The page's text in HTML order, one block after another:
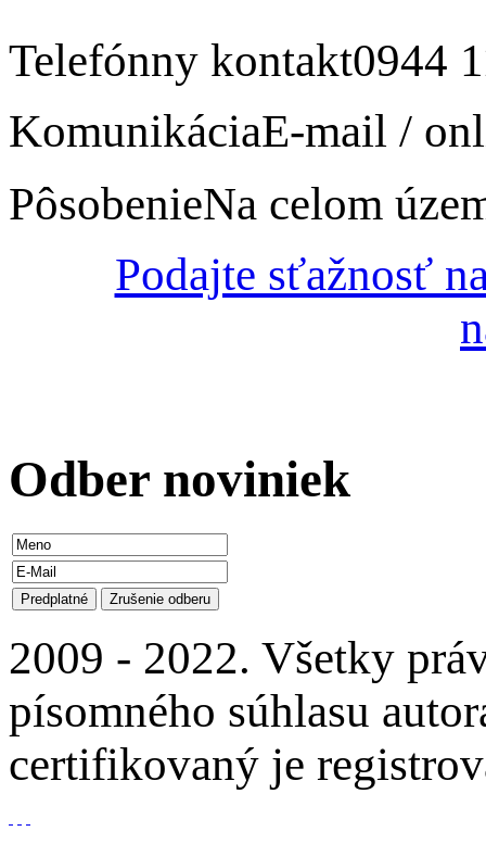
Telefónny kontakt0944
KomunikáciaE-mail /
PôsobenieNa celom
Podajte sťažnosť
Odber noviniek
2009 - 2022. Všetky
písomného súhlasu
certifikovaný je